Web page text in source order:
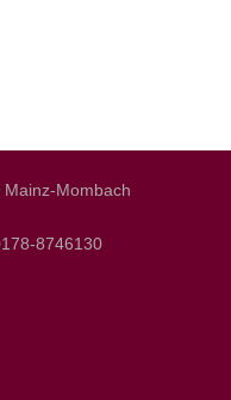
Mombach
8746130